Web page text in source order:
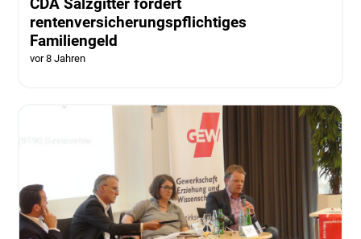
CDA Salzgitter fordert
rentenversicherungspflichtiges
Familiengeld
vor 8 Jahren